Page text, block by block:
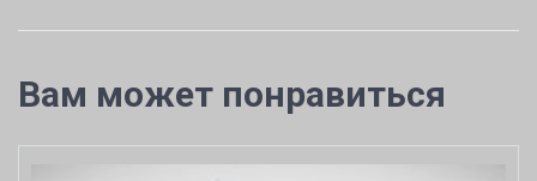
Вам может понравиться